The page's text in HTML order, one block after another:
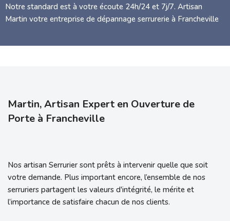
Notre standard est à votre écoute 24h/24 et 7j/7. Artisan
Martin votre entreprise de dépannage serrurerie à Francheville
Martin, Artisan Expert en Ouverture de
Porte à Francheville
Nos artisan Serrurier sont prêts à intervenir quelle que soit
votre demande. Plus important encore, l’ensemble de nos
serruriers partagent les valeurs d'intégrité, le mérite et
l’importance de satisfaire chacun de nos clients.